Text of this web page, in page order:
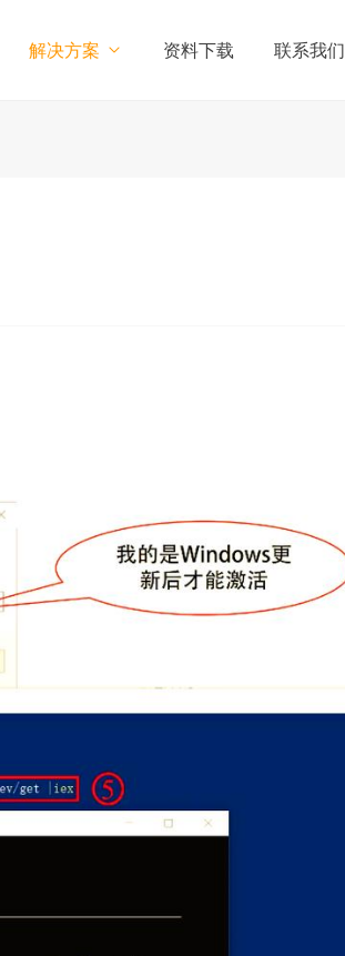
解决方案 资料下载 联系我们